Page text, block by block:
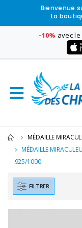
Bienvenue
La
-10% avec le
MÉDAILLE
MÉDAILLE
925/1000
FILTRER